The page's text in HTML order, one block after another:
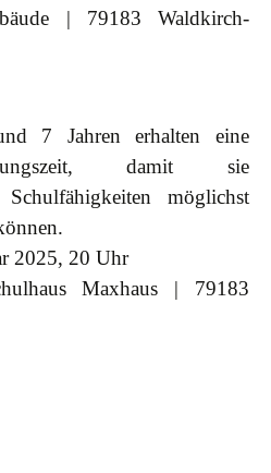
| 79183 Waldkirch-
7 Jahren erhalten eine
damit sie
möglichst
2025, 20 Uhr
Maxhaus | 79183